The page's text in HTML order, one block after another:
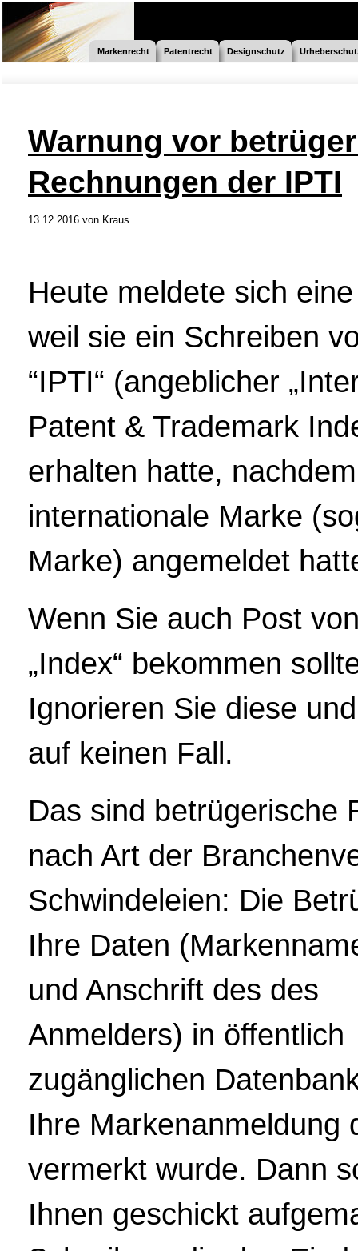
Markenrecht Patentrecht Designschutz
Warnung vor
Rechnungen der IPTI
13.12.2016 von Kraus
Heute meldete sich
weil sie ein Schreiben
“IPTI“ (angeblicher
Patent & Trademark
erhalten hatte,
internationale Marke
Marke) angemeldet
Wenn Sie auch Post
„Index“ bekommen
Ignorieren Sie diese
auf keinen Fall.
Das sind betrügerische
nach Art der
Schwindeleien: Die
Ihre Daten
und Anschrift des des
Anmelders) in öffentlich
zugänglichen
Ihre Markenanmeldung
vermerkt wurde. Dann
Ihnen geschickt